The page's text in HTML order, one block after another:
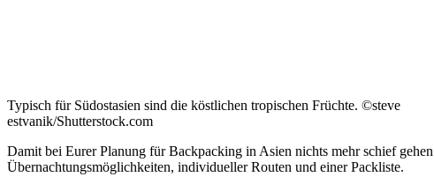
Typisch für Südostasien sind die köstlichen tropischen Früchte. ©steve
estvanik/Shutterstock.com
Damit bei Eurer Planung für Backpacking in Asien nichts mehr schief
Übernachtungsmöglichkeiten, individueller Routen und einer Packliste.